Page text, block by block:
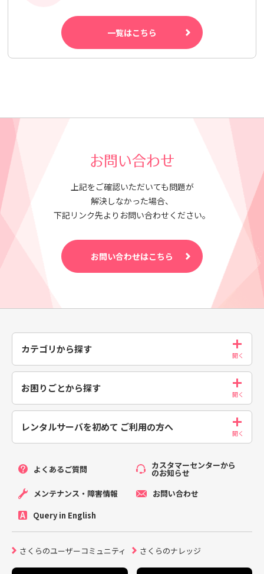
一覧はこちら
お問い合わせ
上記をご確認いただいても問題が
解決しなかった場合、
下記リンク先よりお問い合わせください。
お問い合わせはこちら
カテゴリから探す
お困りごとから探す
レンタルサーバを初めて ご利用の方へ
よくあるご質問 カスタマーセンターから
のお知らせ
メンテナンス・障害情報
お問い合わせ
Query in English
さくらのユーザーコミュニティ さくらのナレッジ